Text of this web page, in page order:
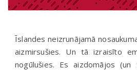
Īslandes neizrunājamā
aizmirsušies. Un tā izraisīto
nogūlušies. Es aizdomājos